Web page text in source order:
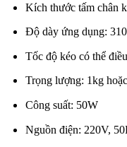
Kích thước tấm chân
Độ dày ứng dụng:
Tốc độ kéo có thể
Trọng lượng: 1kg
Công suất: 50W
Nguồn điện: 220V,